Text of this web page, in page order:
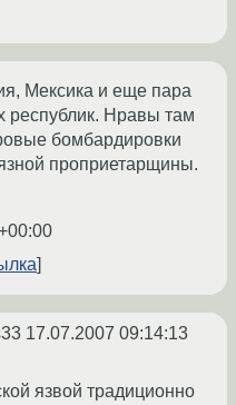
Мексика и еще пара
республик. Нравы там
бомбардировки
проприетарщины.
17.07.2007 09:14:13
язвой традиционно